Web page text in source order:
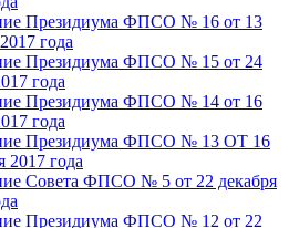
Президиума ФПСО № 16 от 13
года
Президиума ФПСО № 15 от 24
года
Президиума ФПСО № 14 от 16
года
Президиума ФПСО № 13 ОТ 16
2017 года
Совета ФПСО № 5 от 22 декабря
Президиума ФПСО № 12 от 22